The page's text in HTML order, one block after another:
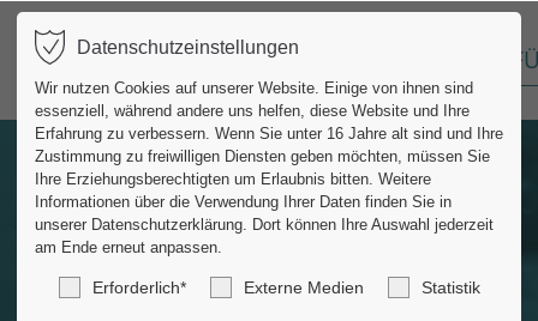
ipsum dolor sit amet:
/ 365days
Get in touch
Cybersteel Inc.
376-293 City Road, Suite
San Francisco, CA 94102
Have any questions?
+44 1234 567 890
Datenschutzeinstellungen
Wir nutzen Cookies auf unserer Website. Einige von ihnen sind
essenziell, während andere uns helfen, diese Website und Ihre
Erfahrung zu verbessern. Wenn Sie unter 16 Jahre alt sind und Ihre
Zustimmung zu freiwilligen Diensten geben möchten, müssen Sie
Ihre Erziehungsberechtigten um Erlaubnis bitten. Weitere
Informationen über die Verwendung Ihrer Daten finden Sie in
unserer Datenschutzerklärung. Dort können Ihre Auswahl jederzeit
am Ende erneut anpassen.
Erforderlich* Externe Medien Statistik